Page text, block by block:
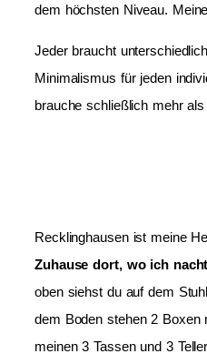
dem höchsten Niveau.
Jeder braucht
Minimalismus für jeden
brauche schließlich mehr
Recklinghausen ist meine
Zuhause dort, wo ich
oben siehst du auf dem
dem Boden stehen 2 Boxen
meinen 3 Tassen und 3